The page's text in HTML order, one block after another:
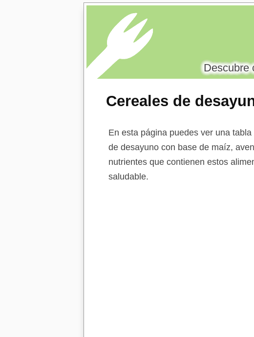
Cereales de
y trigo, dorados
Descubre
En esta página puedes ver una
de desayuno con base de maíz,
nutrientes que contienen estos
saludable.